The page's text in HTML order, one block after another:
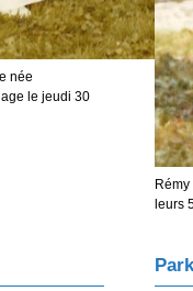
née
le jeudi 30
leurs